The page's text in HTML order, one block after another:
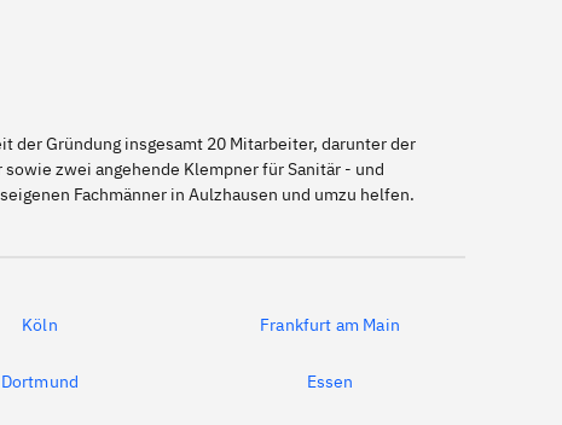
der Gründung insgesamt 20 Mitarbeiter, darunter der
zwei angehende Klempner für Sanitär - und
Fachmänner in Aulzhausen und umzu helfen.
Köln Frankfurt am Main
Dortmund Essen